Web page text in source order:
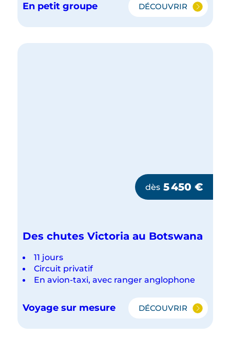
En petit groupe DÉCOUVRIR
SAFARI
4×4
dès 5 450 €
Des chutes Victoria au Botswana
11 jours
Circuit privatif
En avion-taxi, avec ranger anglophone
Voyage sur mesure DÉCOUVRIR
DES